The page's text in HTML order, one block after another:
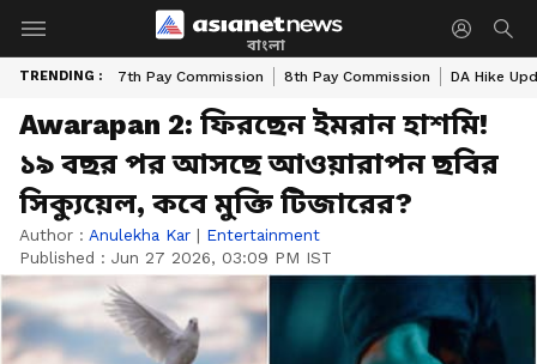
বাংলা
TRENDING : 7th Pay Commission 8th Pay Commission DA Hike
Awarapan 2: ফিরছেন ইমরান হাশমি!
১৯ বছর পর আসছে আওয়ারাপন ছবির
সিক্যুয়েল, কবে মুক্তি টিজারের?
Author : Anulekha Kar | Entertainment
Published : Jun 27 2026, 03:09 PM IST